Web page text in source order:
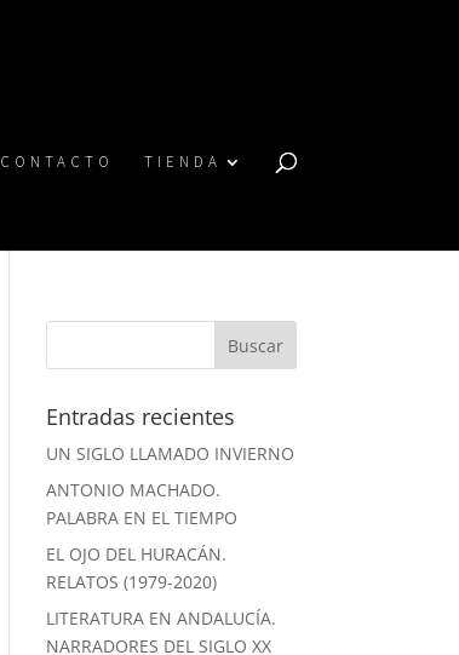
CONTACTO TIENDA
Entradas recientes
UN SIGLO LLAMADO INVIERNO
ANTONIO MACHADO.
PALABRA EN EL TIEMPO
EL OJO DEL HURACÁN.
RELATOS (1979-2020)
LITERATURA EN ANDALUCÍA.
NARRADORES DEL SIGLO XX